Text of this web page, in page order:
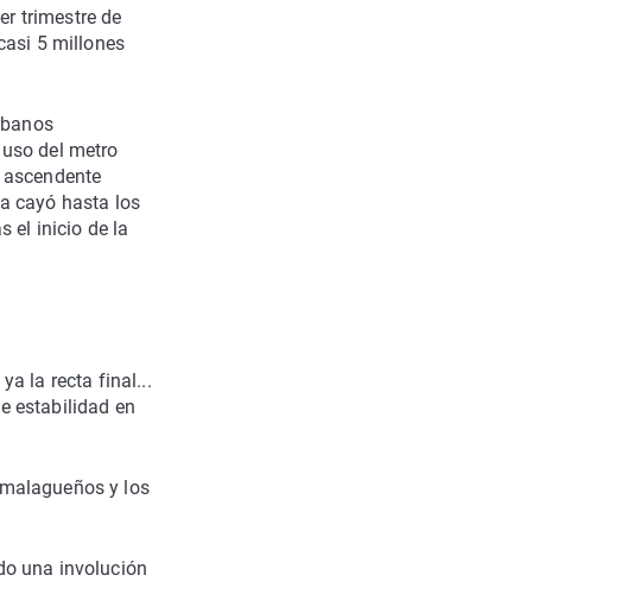
trimestre de
5 millones
del metro
cayó hasta los
el inicio de la
la recta final...
estabilidad en
y los
una involución